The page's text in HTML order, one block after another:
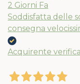
2 Giorni Fa
Soddisfatta delle
consegna
Acquirente